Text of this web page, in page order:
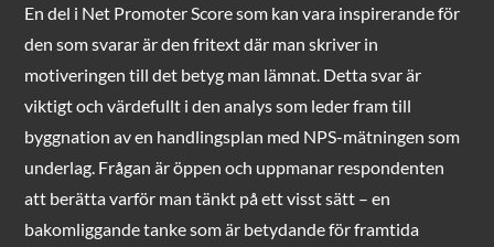
En del i Net Promoter Score som kan vara inspirerande för
den som svarar är den fritext där man skriver in
motiveringen till det betyg man lämnat. Detta svar är
viktigt och värdefullt i den analys som leder fram till
byggnation av en handlingsplan med NPS-mätningen som
underlag. Frågan är öppen och uppmanar respondenten
att berätta varför man tänkt på ett visst sätt – en
bakomliggande tanke som är betydande för framtida